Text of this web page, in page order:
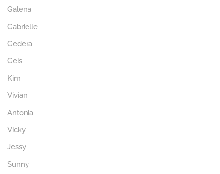
Galena
Gabrielle
Gedera
Geis
Kim
Vivian
Antonia
Vicky
Jessy
Sunny